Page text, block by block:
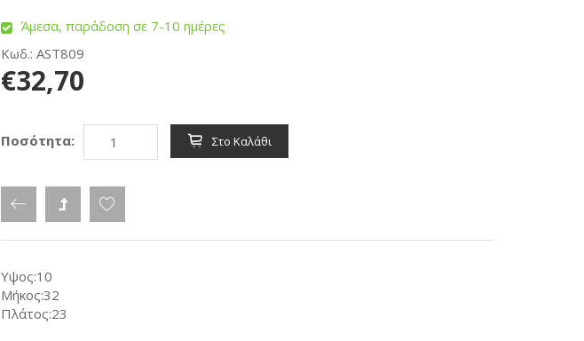
Άμεσα, παράδοση σε 7-10 ημέρες
Κωδ.: AST809
€32,70
Ποσότητα: Στο Καλάθι
Υψος:10
Μήκος:32
Πλάτος:23